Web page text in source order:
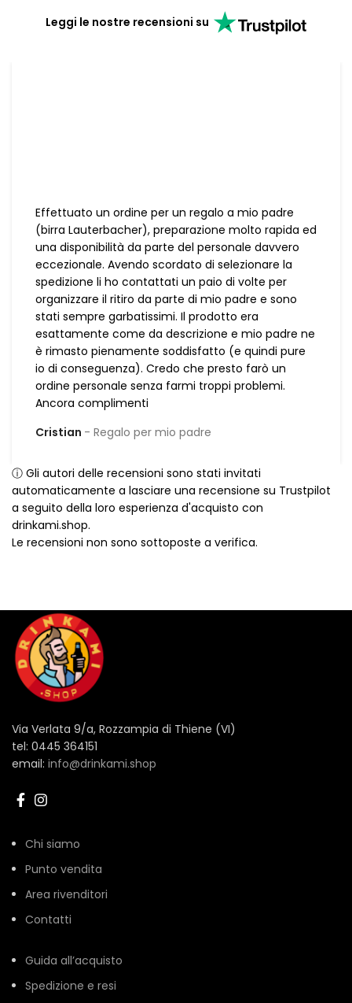
Leggi le nostre recensioni su
Effettuato un ordine per un regalo a mio padre
(birra Lauterbacher), preparazione molto rapida ed
una disponibilità da parte del personale davvero
eccezionale. Avendo scordato di selezionare la
spedizione li ho contattati un paio di volte per
organizzare il ritiro da parte di mio padre e sono
stati sempre garbatissimi. Il prodotto era
esattamente come da descrizione e mio padre ne
è rimasto pienamente soddisfatto (e quindi pure
io di conseguenza). Credo che presto farò un
ordine personale senza farmi troppi problemi.
Ancora complimenti
Cristian
Regalo per mio padre
ⓘ Gli autori delle recensioni sono stati invitati
automaticamente a lasciare una recensione su Trustpilot
a seguito della loro esperienza d'acquisto con
drinkami.shop.
Le recensioni non sono sottoposte a verifica.
Via Verlata 9/a, Rozzampia di Thiene (VI)
tel: 0445 364151
email: info@drinkami.shop
Chi siamo
Punto vendita
Area rivenditori
Contatti
Guida all’acquisto
Spedizione e resi